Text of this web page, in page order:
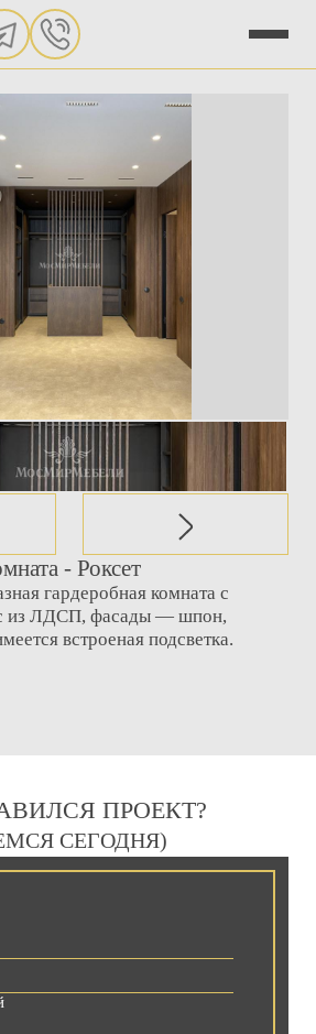
- Роксет
гардеробная комната с
из ЛДСП, фасады — шпон,
встроеная подсветка.
ПРОЕКТ?
СЕГОДНЯ)